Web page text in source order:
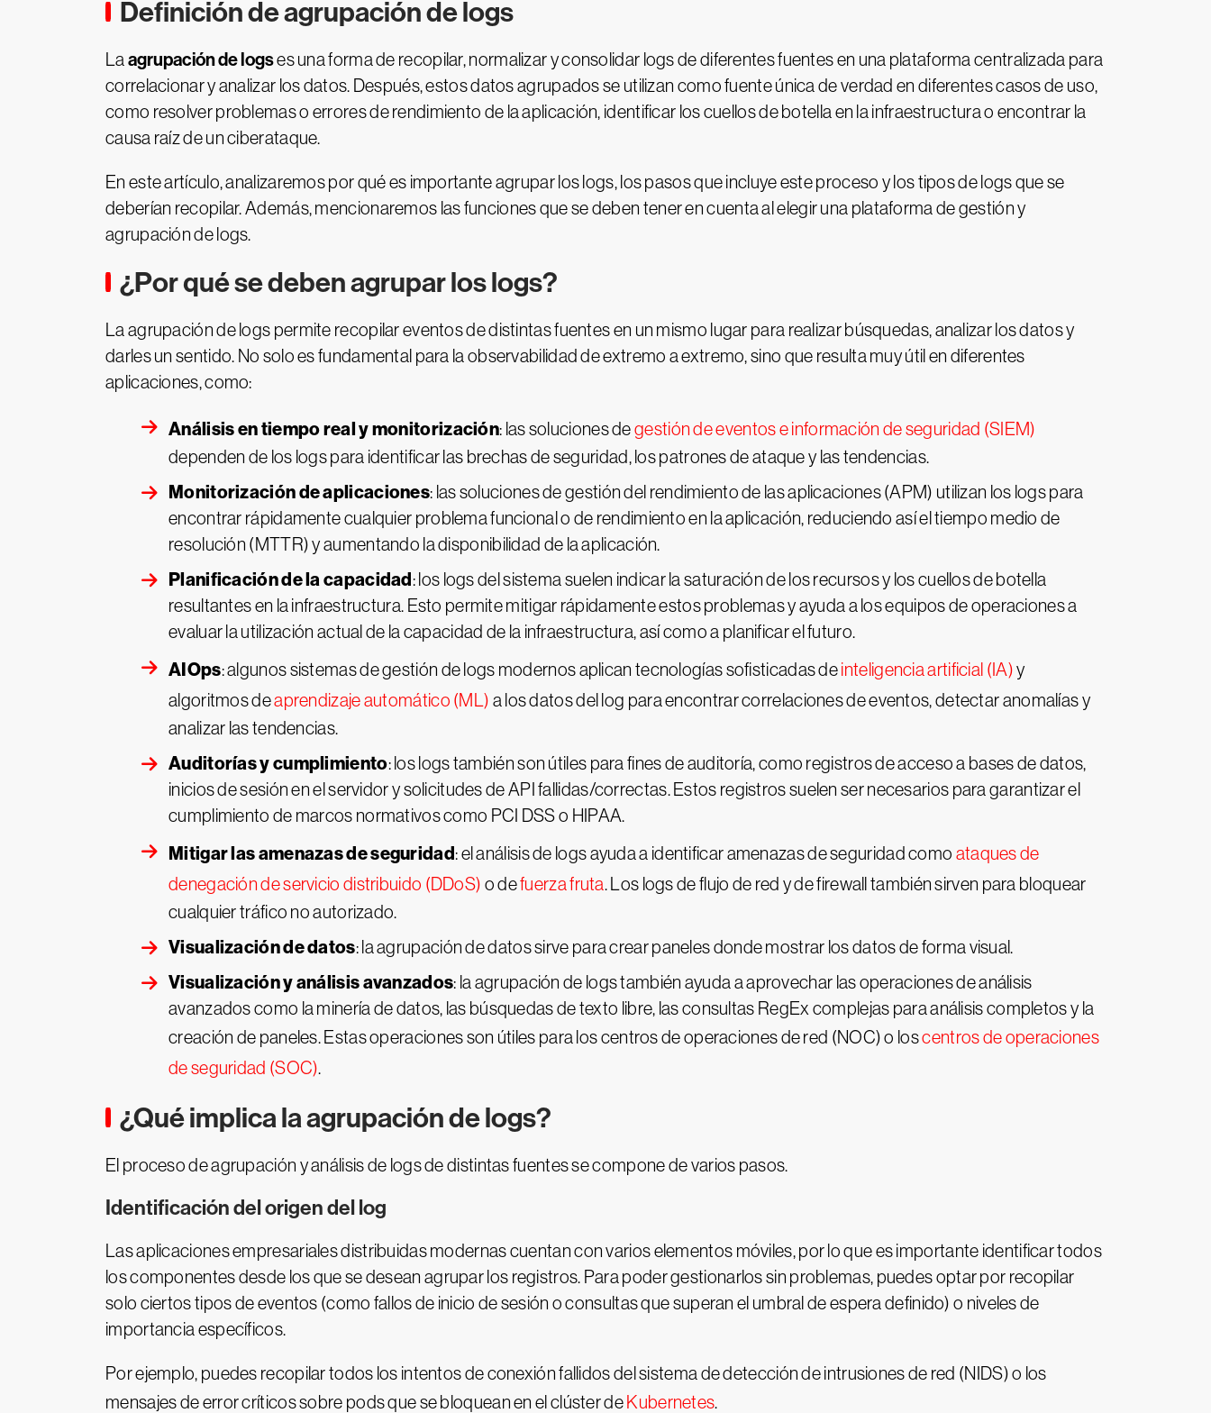
Definición de agrupación de logs
La agrupación de logses una forma de recopilar, normalizar y consolidar logs de diferentes fuentes en una plataforma centralizada para
correlacionar y analizar los datos. Después, estos datos agrupados se utilizan como fuente única de verdad en diferentes casos de uso,
como resolver problemas o errores de rendimiento de la aplicación, identificar los cuellos de botella en la infraestructura o encontrar la
causa raíz de un ciberataque.
En este artículo, analizaremos por qué es importante agrupar los logs, los pasos que incluye este proceso y los tipos de logs que se
deberían recopilar. Además, mencionaremos las funciones que se deben tener en cuenta al elegir una plataforma de gestión y
agrupación de logs.
¿Por qué se deben agrupar los logs?
La agrupación de logs permite recopilar eventos de distintas fuentes en un mismo lugar para realizar búsquedas, analizar los datos y
darles un sentido. No solo es fundamental para la observabilidad de extremo a extremo, sino que resulta muy útil en diferentes
aplicaciones, como:
Análisis en tiempo real ymonitorización: las soluciones degestión de eventos e información de seguridad (SIEM)
dependen de los logs para identificar las brechas de seguridad, los patrones de ataque y las tendencias.
Monitorización de aplicaciones: las soluciones de gestión del rendimiento de las aplicaciones (APM) utilizan los logs para
encontrar rápidamente cualquier problema funcional o de rendimiento en la aplicación, reduciendo así el tiempo medio de
resolución (MTTR) y aumentando la disponibilidad de la aplicación.
Planificación de la capacidad: los logs del sistema suelen indicar la saturación de los recursos y los cuellos de botella
resultantes en la infraestructura. Esto permite mitigar rápidamente estos problemas y ayuda a los equipos de operaciones a
evaluar la utilización actual de la capacidad de la infraestructura, así como a planificar el futuro.
AIOps: algunos sistemas de gestión de logs modernos aplican tecnologías sofisticadas deinteligencia artificial (IA)y
algoritmos deaprendizaje automático (ML) a los datos del log para encontrar correlaciones de eventos, detectar anomalías y
analizar las tendencias.
Auditorías y cumplimiento: los logs también son útiles para fines de auditoría, como registros de acceso a bases de datos,
inicios de sesión en el servidor y solicitudes de API fallidas/correctas. Estos registros suelen ser necesarios para garantizar el
cumplimiento de marcos normativos como PCI DSS o HIPAA.
Mitigar las amenazas de seguridad: el análisis de logs ayuda a identificar amenazas de seguridad como ataques de
denegación de servicio distribuido (DDoS) o defuerza fruta. Los logs de flujo de red y de firewall también sirven para bloquear
cualquier tráfico no autorizado.
Visualización de datos: la agrupación de datos sirve para crear paneles donde mostrar los datos de forma visual.
Visualización y análisis avanzados: la agrupación de logs también ayuda a aprovechar las operaciones de análisis
avanzados como la minería de datos, las búsquedas de texto libre, las consultas RegEx complejas para análisis completos y la
creación de paneles. Estas operaciones son útiles para los centros de operaciones de red (NOC) o loscentros de operaciones
de seguridad (SOC).
¿Qué implica la agrupación de logs?
El proceso de agrupación y análisis de logs de distintas fuentes se compone de varios pasos.
Identificación del origen del log
Las aplicaciones empresariales distribuidas modernas cuentan con varios elementos móviles, por lo que es importante identificar todos
los componentes desde los que se desean agrupar los registros. Para poder gestionarlos sin problemas, puedes optar por recopilar
solo ciertos tipos de eventos (como fallos de inicio de sesión o consultas que superan el umbral de espera definido) o niveles de
importancia específicos.
Por ejemplo, puedes recopilar todos los intentos de conexión fallidos del sistema de detección de intrusiones de red (NIDS) o los
mensajes de error críticos sobre pods que se bloquean en el clúster de Kubernetes.